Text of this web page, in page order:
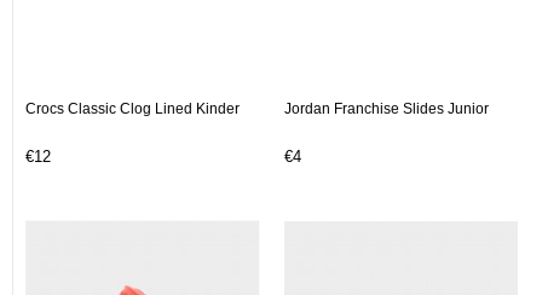
Crocs Classic Clog Lined Kinder
€12
Jordan Franchise Slides Junior
€4